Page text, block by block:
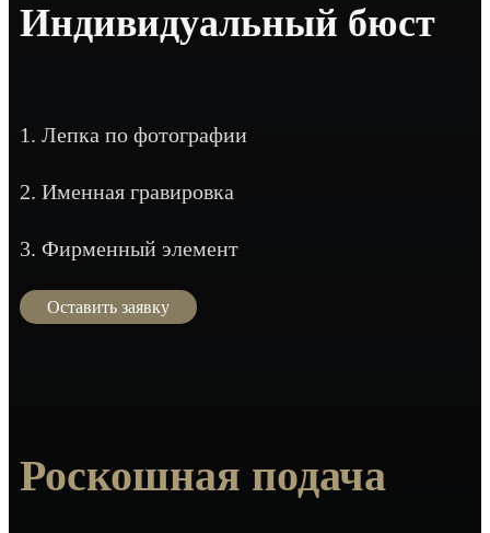
Индивидуальный бюст
1. Лепка по фотографии
2. Именная гравировка
3. Фирменный элемент
Оставить заявку
Роскошная подача